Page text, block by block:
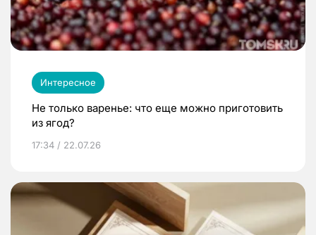
Интересное
Не только варенье: что еще можно приготовить
из ягод?
17:34 / 22.07.26